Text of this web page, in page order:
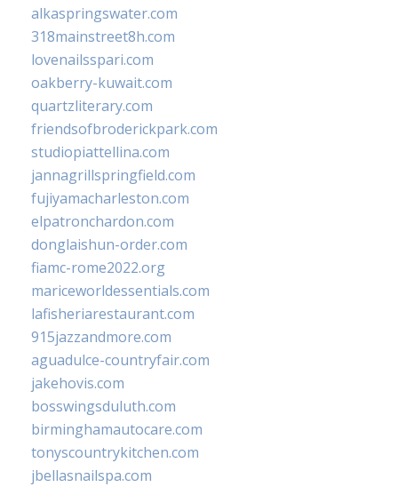
alkaspringswater.com
318mainstreet8h.com
lovenailsspari.com
oakberry-kuwait.com
quartzliterary.com
friendsofbroderickpark.com
studiopiattellina.com
jannagrillspringfield.com
fujiyamacharleston.com
elpatronchardon.com
donglaishun-order.com
fiamc-rome2022.org
mariceworldessentials.com
lafisheriarestaurant.com
915jazzandmore.com
aguadulce-countryfair.com
jakehovis.com
bosswingsduluth.com
birminghamautocare.com
tonyscountrykitchen.com
jbellasnailspa.com